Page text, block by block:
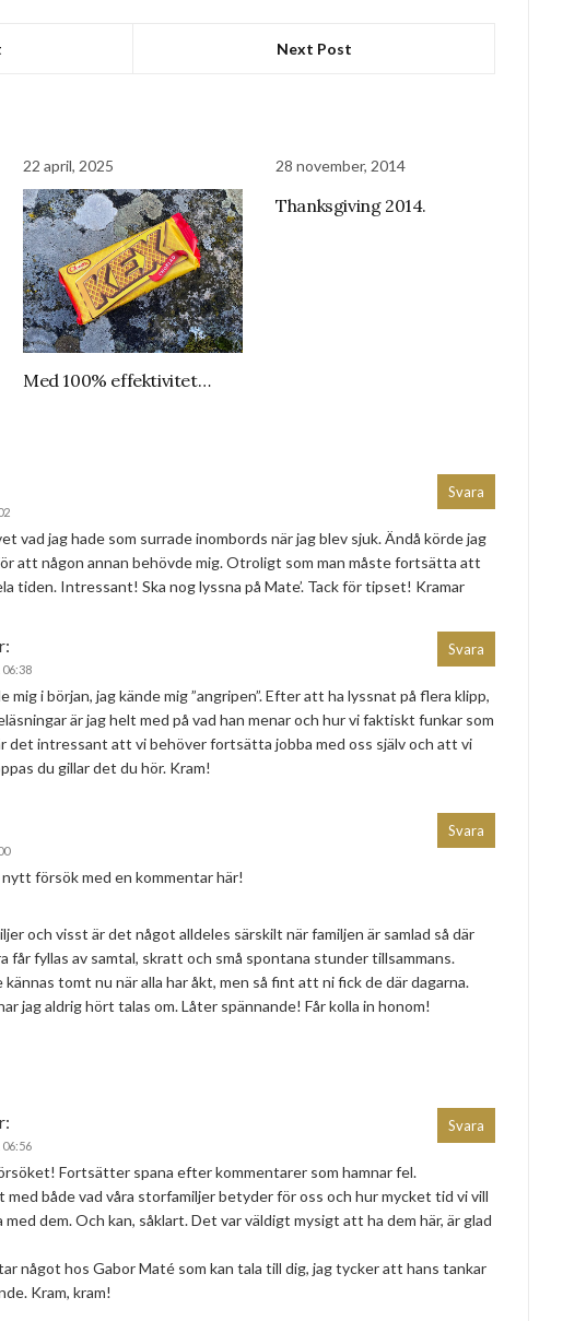
Next Post
22 april, 2025
Med 100% effektivitet…
28 november, 2014
Thanksgiving 2014.
vad jag hade som surrade inombords när jag blev sjuk. Ändå körde jag
att någon annan behövde mig. Otroligt som man måste fortsätta att
tiden. Intressant! Ska nog lyssna på Mate’. Tack för tipset! Kramar
Svara
06:38
mig i början, jag kände mig ”angripen”. Efter att ha lyssnat på flera klipp,
är jag helt med på vad han menar och hur vi faktiskt funkar som
det intressant att vi behöver fortsätta jobba med oss själv och att vi
du gillar det du hör. Kram!
Svara
försök med en kommentar här!
och visst är det något alldeles särskilt när familjen är samlad så där
får fyllas av samtal, skratt och små spontana stunder tillsammans.
tomt nu när alla har åkt, men så fint att ni fick de där dagarna.
jag aldrig hört talas om. Låter spännande! Får kolla in honom!
Svara
06:56
Fortsätter spana efter kommentarer som hamnar fel.
med både vad våra storfamiljer betyder för oss och hur mycket tid vi vill
med dem. Och kan, såklart. Det var väldigt mysigt att ha dem här, är glad
något hos Gabor Maté som kan tala till dig, jag tycker att hans tankar
Kram, kram!
Svara